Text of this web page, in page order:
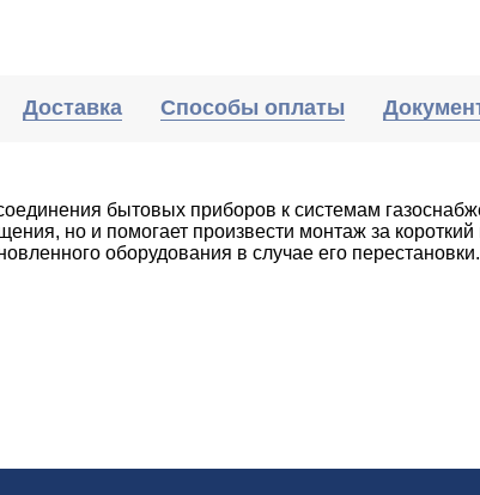
Доставка Способы оплаты
бытовых приборов к системам
но и помогает произвести монтаж за
оборудования в случае его перестановки.